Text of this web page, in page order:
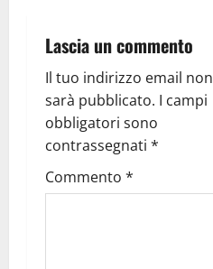
Lascia un commento
Il tuo indirizzo email non
sarà pubblicato. I campi
obbligatori sono
contrassegnati *
Commento *